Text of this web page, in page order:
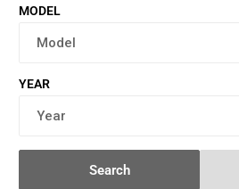
MODEL
YEAR
Search